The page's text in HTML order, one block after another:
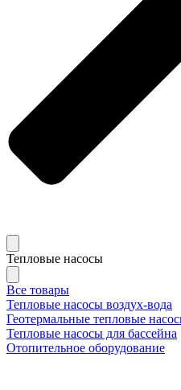
Тепловые насосы
Все товары
Тепловые насосы воздух-вода
Геотермальные тепловые
Тепловые насосы для бассейна
Отопительное оборудование